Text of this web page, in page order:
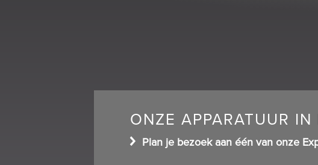
ONZE APPARATUUR
Plan je bezoek aan één van onze